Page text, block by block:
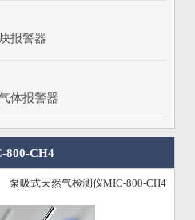
报警器
体报警器
800-CH4
泵吸式天然气检测仪MIC-800-CH4